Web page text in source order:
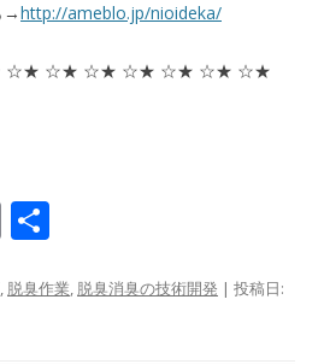
→http://ameblo.jp/nioideka/
☆★ ☆★ ☆★ ☆★ ☆★ ☆★
E
ai
, 脱臭作業, 脱臭消臭の技術開発 | 投稿日: